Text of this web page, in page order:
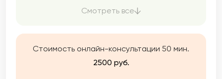
только проверенные методики. Помогаю
на автопилоте.
Смотреть все
Стоимость онлайн-консультации 50 мин.
2500 руб.